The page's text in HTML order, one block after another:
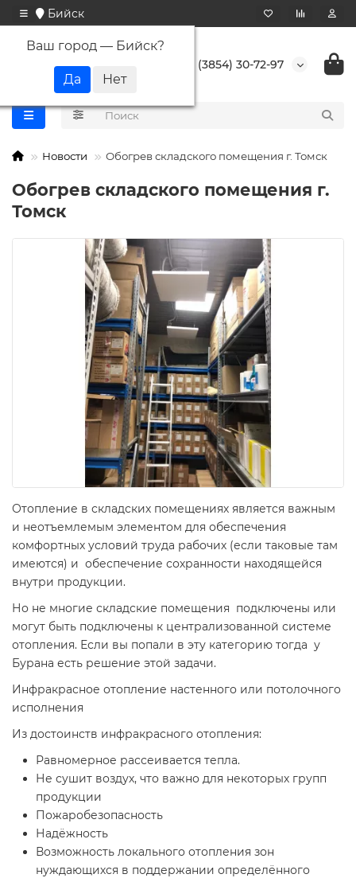
Бийск
Ваш город — Бийск?
+7 (3854) 30-72-97
Новости Обогрев складского помещения г. Томск
Обогрев складского помещения г.
Томск
Отопление в складских помещениях является важным
и неотъемлемым элементом для обеспечения
комфортных условий труда рабочих (если таковые там
имеются) и обеспечение сохранности находящейся
внутри продукции.
Но не многие складские помещения подключены или
могут быть подключены к централизованной системе
отопления. Если вы попали в эту категорию тогда у
Бурана есть решение этой задачи.
Инфракрасное отопление настенного или потолочного
исполнения
Из достоинств инфракрасного отопления:
Равномерное рассеивается тепла.
Не сушит воздух, что важно для некоторых групп
продукции
Пожаробезопасность
Надёжность
Возможность локального отопления зон
нуждающихся в поддержании определённого